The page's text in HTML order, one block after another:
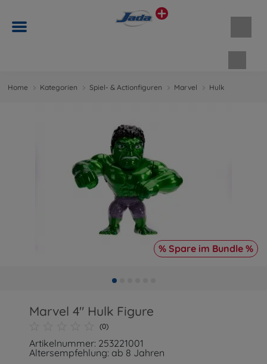
Home Kategorien Spiel- & Actionfiguren Marvel Hulk
% Spare im Bundle %
Marvel 4" Hulk Figure
(0)
Artikelnummer: 253221001
Altersempfehlung: ab 8 Jahren